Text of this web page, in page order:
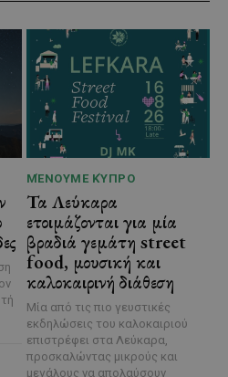
ΜΈΝΟΥΜΕ ΚΎΠΡΟ
Τα Λεύκαρα
ετοιμάζονται για μία
βραδιά γεμάτη street
food, μουσική και
καλοκαιρινή διάθεση
Μία από τις πιο γευστικές
εκδηλώσεις του καλοκαιριού
επιστρέφει στα Λεύκαρα,
προσκαλώντας μικρούς και
μεγάλους να απολαύσουν